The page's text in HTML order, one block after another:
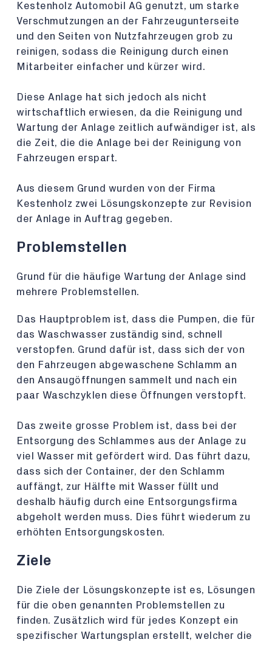
Kestenholz Automobil AG genutzt, um starke
Verschmutzungen an der Fahrzeugunterseite
und den Seiten von Nutzfahrzeugen grob zu
reinigen, sodass die Reinigung durch einen
Mitarbeiter einfacher und kürzer wird.
Diese Anlage hat sich jedoch als nicht
wirtschaftlich erwiesen, da die Reinigung und
Wartung der Anlage zeitlich aufwändiger ist, als
die Zeit, die die Anlage bei der Reinigung von
Fahrzeugen erspart.
Aus diesem Grund wurden von der Firma
Kestenholz zwei Lösungskonzepte zur Revision
der Anlage in Auftrag gegeben.
Problemstellen
Grund für die häufige Wartung der Anlage sind
mehrere Problemstellen.
Das Hauptproblem ist, dass die Pumpen, die für
das Waschwasser zuständig sind, schnell
verstopfen. Grund dafür ist, dass sich der von
den Fahrzeugen abgewaschene Schlamm an
den Ansaugöffnungen sammelt und nach ein
paar Waschzyklen diese Öffnungen verstopft.
Das zweite grosse Problem ist, dass bei der
Entsorgung des Schlammes aus der Anlage zu
viel Wasser mit gefördert wird. Das führt dazu,
dass sich der Container, der den Schlamm
auffängt, zur Hälfte mit Wasser füllt und
deshalb häufig durch eine Entsorgungsfirma
abgeholt werden muss. Dies führt wiederum zu
erhöhten Entsorgungskosten.
Ziele
Die Ziele der Lösungskonzepte ist es, Lösungen
für die oben genannten Problemstellen zu
finden. Zusätzlich wird für jedes Konzept ein
spezifischer Wartungsplan erstellt, welcher die